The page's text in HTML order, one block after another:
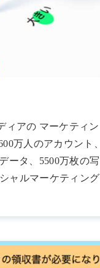
ィアの マーケティン
万人のアカウント、
ータ、5500万枚の写
ャルマーケティング